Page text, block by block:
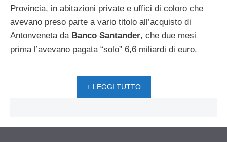
Provincia, in abitazioni private e uffici di coloro che
avevano preso parte a vario titolo all’acquisto di
Antonveneta da Banco Santander, che due mesi
prima l’avevano pagata “solo” 6,6 miliardi di euro.
+ LEGGI TUTTO